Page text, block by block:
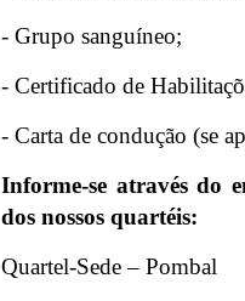
- Grupo sanguíneo;
- Certificado de
- Carta de condução (se
Informe-se através do
dos nossos quartéis:
Quartel-Sede – Pombal